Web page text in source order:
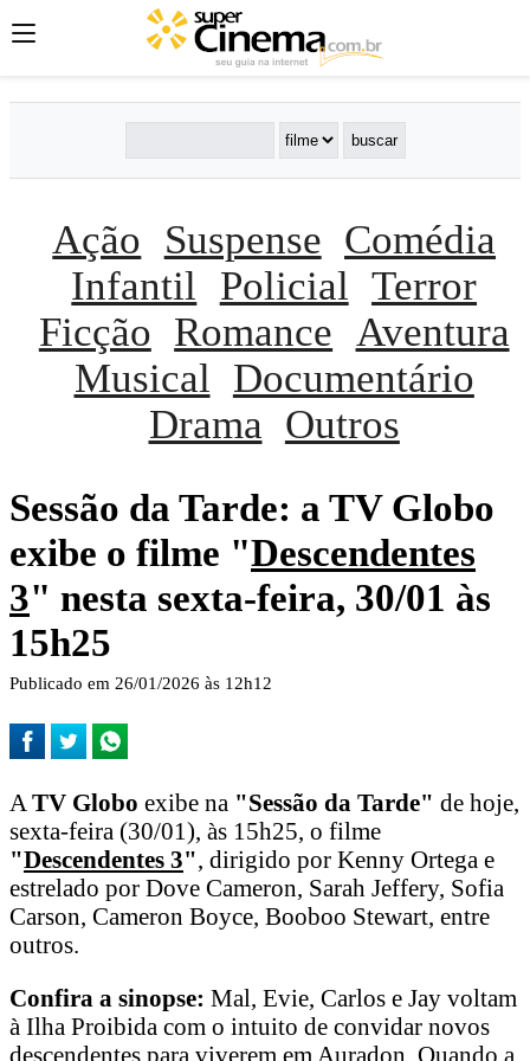
Ação Suspense Comédia
Infantil
Policial Terror
Ficção Romance Aventura
Musical
Documentário
Drama Outros
Sessão da Tarde: a TV Globo
exibe o filme "Descendentes
3" nesta sexta-feira, 30/01 às
15h25
Publicado em 26/01/2026 às 12h12
A TV Globo exibe na "Sessão da Tarde" de hoje,
sexta-feira (30/01), às 15h25, o filme
"Descendentes 3", dirigido por Kenny Ortega e
estrelado por Dove Cameron, Sarah Jeffery, Sofia
Carson, Cameron Boyce, Booboo Stewart, entre
outros.
Confira a sinopse: Mal, Evie, Carlos e Jay voltam
à Ilha Proibida com o intuito de convidar novos
descendentes para viverem em Auradon. Quando a